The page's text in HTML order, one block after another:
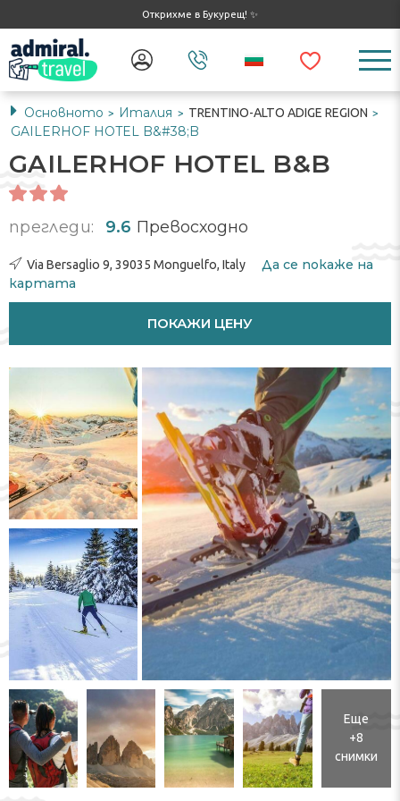
Открихме в Букурещ! ✨
Основното > Италия > TRENTINO-ALTO ADIGE REGION >
GAILERHOF HOTEL B&#38;B
GAILERHOF HOTEL B&B
прегледи: 9.6 Превосходно
Via Bersaglio 9, 39035 Monguelfo, Italy
Да се ​​покаже на
картата
ПОКАЖИ ЦЕНУ
Еще
+8
снимки